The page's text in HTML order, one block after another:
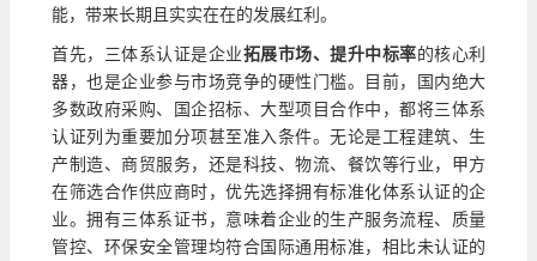
能，带来长期且实实在在的发展红利。
首先，三体系认证是企业拓展市场、提升中标率的核心利
器，也是企业参与市场竞争的硬性门槛。目前，国内绝大
多数政府采购、国企招标、大型项目合作中，都将三体系
认证列为重要加分项甚至准入条件。无论是工程建筑、生
产制造、商贸服务，还是科技、物流、餐饮等行业，甲方
在筛选合作供应商时，优先选择拥有标准化体系认证的企
业。拥有三体系证书，意味着企业的生产服务流程、质量
管控、环保安全管理均符合国际通用标准，相比未认证的